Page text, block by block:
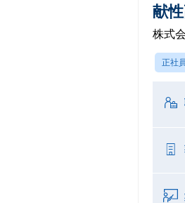
献性
株式
正社